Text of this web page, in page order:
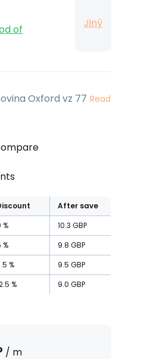
of
Jiný
Oxford vz 77 Read
After save
% 10.3 GBP
% 9.8 GBP
% 9.5 GBP
% 9.0 GBP
/ m